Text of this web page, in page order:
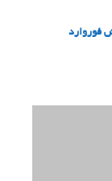
فوروارد